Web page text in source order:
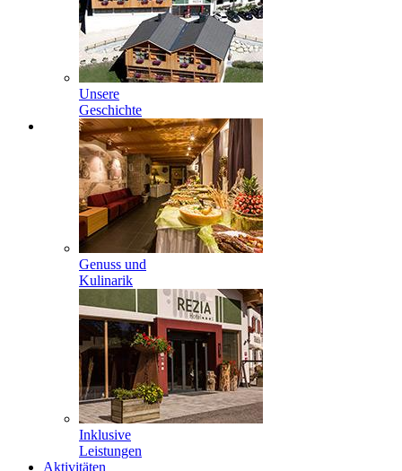
Unsere
Geschichte
Genuss und
Kulinarik
Inklusive
Leistungen
Aktivitäten